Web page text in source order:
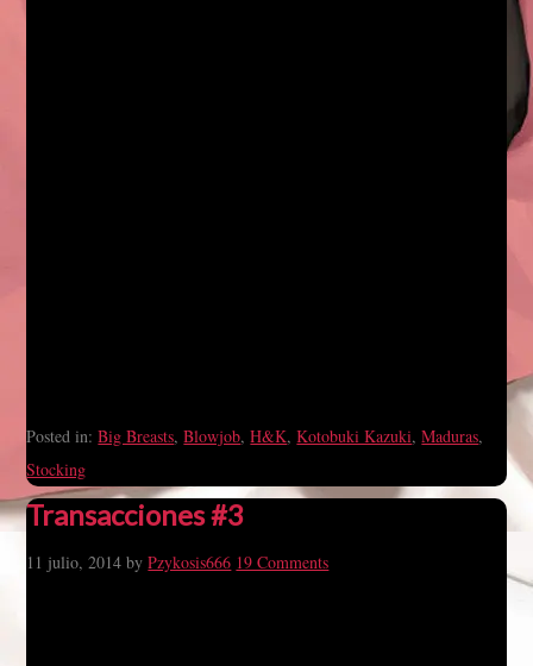
Posted in:Big Breasts,Blowjob,H&K,Kotobuki Kazuki,Maduras,
Stocking
Transacciones #3
11 julio, 2014 byPzykosis666 19 Comments